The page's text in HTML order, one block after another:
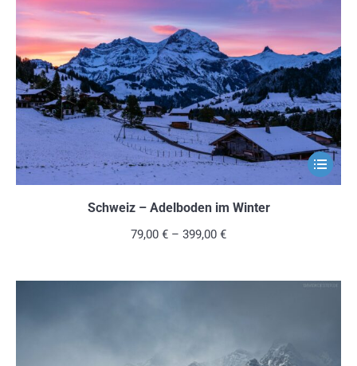
können
auf
der
gewählt
werden
Dieses
Produkt
Schweiz – Adelboden im Winter
79,00 € – 399,00 €